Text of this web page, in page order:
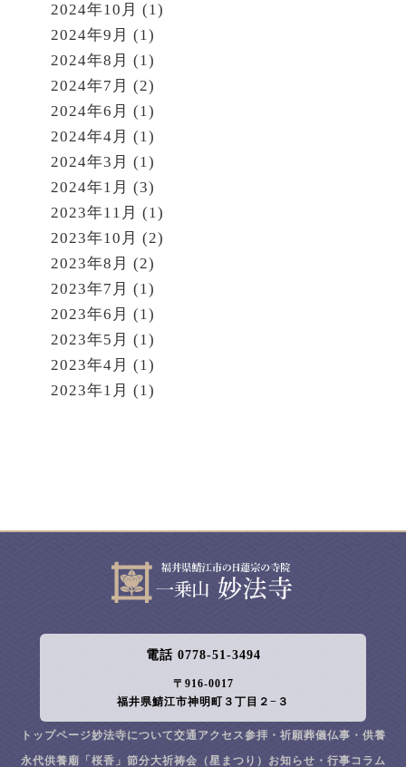
2024年10月 (1)
2024年9月 (1)
2024年8月 (1)
2024年7月 (2)
2024年6月 (1)
2024年4月 (1)
2024年3月 (1)
2024年1月 (3)
2023年11月 (1)
2023年10月 (2)
2023年8月 (2)
2023年7月 (1)
2023年6月 (1)
2023年5月 (1)
2023年4月 (1)
2023年1月 (1)
電話 0778-51-3494
〒916-0017
福井県鯖江市神明町３丁目２−３
トップページ妙法寺について交通アクセス参拝・祈願葬儀仏事・供養
永代供養廟「桜香」 節分大祈祷会（星まつり） お知らせ・行事 コラム